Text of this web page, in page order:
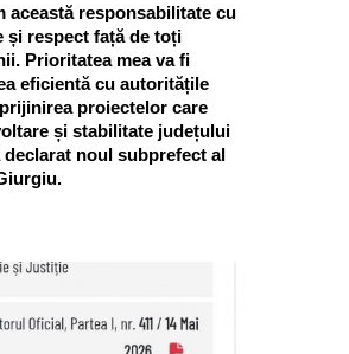
această responsabilitate cu
și respect față de toți
Prioritatea mea va fi
eficientă cu autoritățile
proiectelor care
și stabilitate județului
declarat noul subprefect al